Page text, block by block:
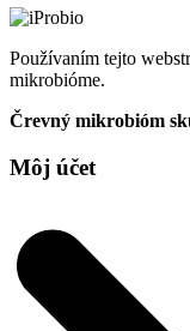
Používaním tejto
mikrobióme.
Črevný mikrobióm
Môj účet